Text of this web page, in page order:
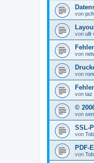
von
von ulli
von
von
von taz
©
von
SSL-
von
PDF-
von